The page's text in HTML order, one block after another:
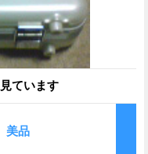
ています
美品